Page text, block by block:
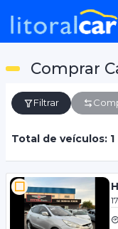
Comprar
Filtrar
Total de veículos: 1